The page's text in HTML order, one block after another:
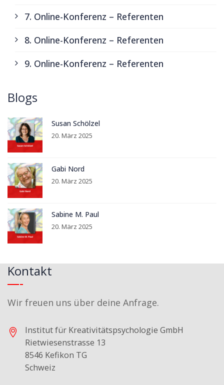
7. Online-Konferenz – Referenten
8. Online-Konferenz – Referenten
9. Online-Konferenz – Referenten
Blogs
Susan Schölzel
20. März 2025
Gabi Nord
20. März 2025
Sabine M. Paul
20. März 2025
Kontakt
Wir freuen uns über deine Anfrage.
Institut für Kreativitätspsychologie GmbH
Rietwiesenstrasse 13
8546 Kefikon TG
Schweiz